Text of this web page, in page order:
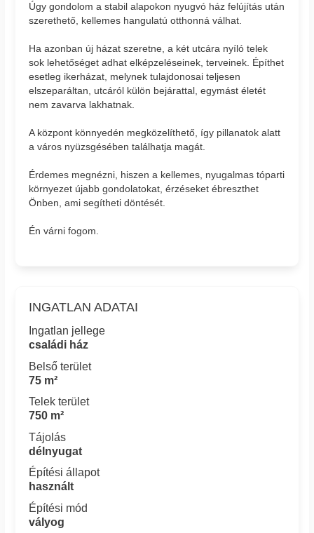
Úgy gondolom a stabil alapokon nyugvó ház felújítás után
szerethető, kellemes hangulatú otthonná válhat.
Ha azonban új házat szeretne, a két utcára nyíló telek
sok lehetőséget adhat elképzeléseinek, terveinek. Építhet
esetleg ikerházat, melynek tulajdonosai teljesen
elszeparáltan, utcáról külön bejárattal, egymást életét
nem zavarva lakhatnak.
A központ könnyedén megközelíthető, így pillanatok alatt
a város nyüzsgésében találhatja magát.
Érdemes megnézni, hiszen a kellemes, nyugalmas tóparti
környezet újabb gondolatokat, érzéseket ébreszthet
Önben, ami segítheti döntését.
Én várni fogom.
INGATLAN ADATAI
Ingatlan jellege
családi ház
Belső terület
75 m²
Telek terület
750 m²
Tájolás
délnyugat
Építési állapot
használt
Építési mód
vályog